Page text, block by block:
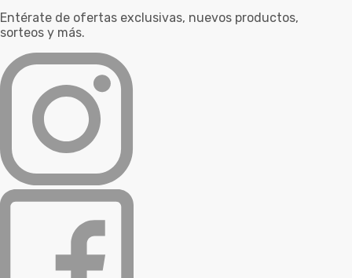
Entérate de ofertas exclusivas, nuevos productos,
sorteos y más.